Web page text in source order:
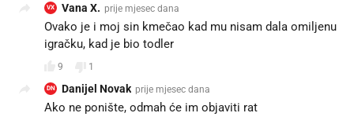
VX Vana X. prije mjesec dana
Ovako je i moj sin kmečao kad mu nisam dala omiljenu
igračku, kad je bio todler
9 1
DN Danijel Novak prije mjesec dana
Ako ne ponište, odmah će im objaviti rat 🤣